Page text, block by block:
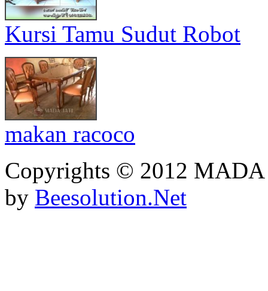
Kursi Tamu Sudut Robot
makan racoco
Copyrights © 2012
by Beesolution.Net